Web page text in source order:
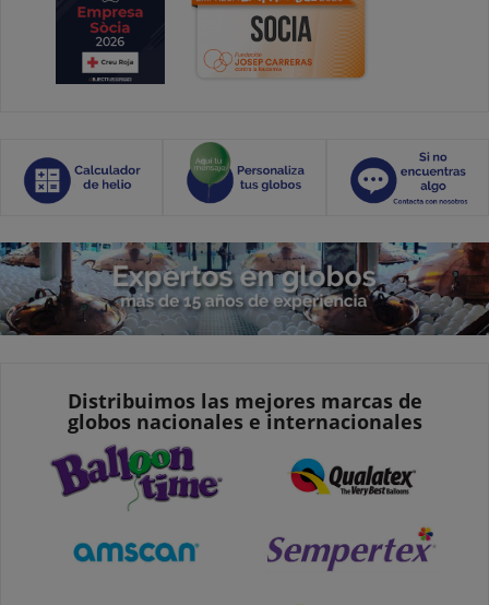
Distribuimos las mejores marcas de
globos nacionales e internacionales